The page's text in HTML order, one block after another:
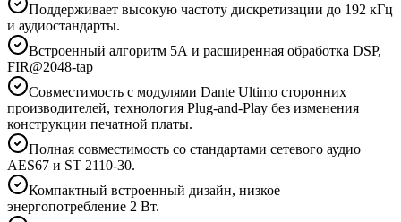
Поддерживает высокую частоту дискретизации до 192 кГц
и аудиостандарты.
Встроенный алгоритм 5А и расширенная обработка DSP,
FIR@2048-tap
Совместимость с модулями Dante Ultimo сторонних
производителей, технология Plug-and-Play без изменения
конструкции печатной платы.
Полная совместимость со стандартами сетевого аудио
AES67 и ST 2110-30.
Компактный встроенный дизайн, низкое
энергопотребление 2 Вт.